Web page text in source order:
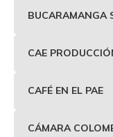
BUCARAMANGA
CAE
CAFÉ EN EL PAE
CÁMARA